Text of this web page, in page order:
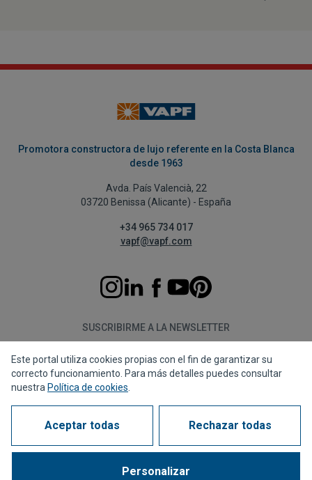
Promotora constructora de lujo referente en la Costa Blanca
desde 1963
Avda. País Valencià, 22
03720 Benissa (Alicante) - España
+34 965 734 017
vapf@vapf.com
SUSCRIBIRME A LA NEWSLETTER
Suscribirme
Política de privacidad Política de cookiesAviso legal
Canal de denunciasCorporate compliance
1963 - 2026 © Todos los derechos reservados
Este portal utiliza cookies propias con el fin de garantizar su
correcto funcionamiento. Para más detalles puedes consultar
nuestra Política de cookies
Aceptar todas Rechazar todas
Personalizar